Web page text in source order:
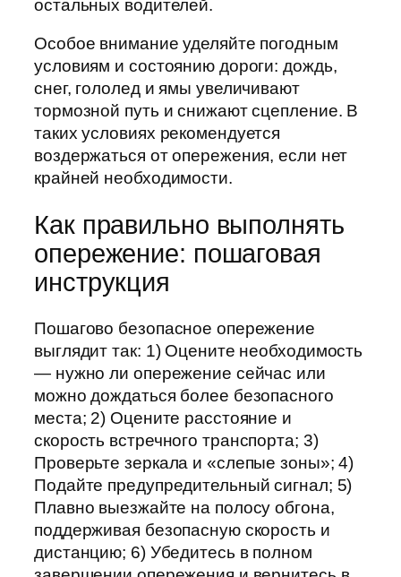
остальных водителей.
Особое внимание уделяйте погодным
условиям и состоянию дороги: дождь,
снег, гололед и ямы увеличивают
тормозной путь и снижают сцепление. В
таких условиях рекомендуется
воздержаться от опережения, если нет
крайней необходимости.
Как правильно выполнять
опережение: пошаговая
инструкция
Пошагово безопасное опережение
выглядит так: 1) Оцените необходимость
— нужно ли опережение сейчас или
можно дождаться более безопасного
места; 2) Оцените расстояние и
скорость встречного транспорта; 3)
Проверьте зеркала и «слепые зоны»; 4)
Подайте предупредительный сигнал; 5)
Плавно выезжайте на полосу обгона,
поддерживая безопасную скорость и
дистанцию; 6) Убедитесь в полном